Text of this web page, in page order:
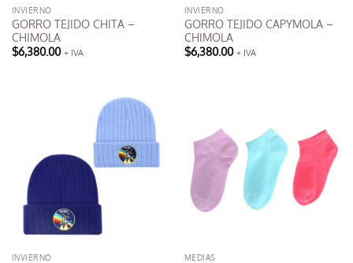
INVIERNO
GORRO TEJIDO CHITA –
CHIMOLA
$6,380.00 + IVA
INVIERNO
GORRO TEJIDO CAPYMOLA –
CHIMOLA
$6,380.00 + IVA
INVIERNO MEDIAS